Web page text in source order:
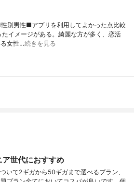
別男性■アプリを利用してよかった点比較
イメージがある。綺麗な方が多く、恋活
る女性…続きを見る
世代におすすめ
いて2ギガから50ギガまで選べるプラン、